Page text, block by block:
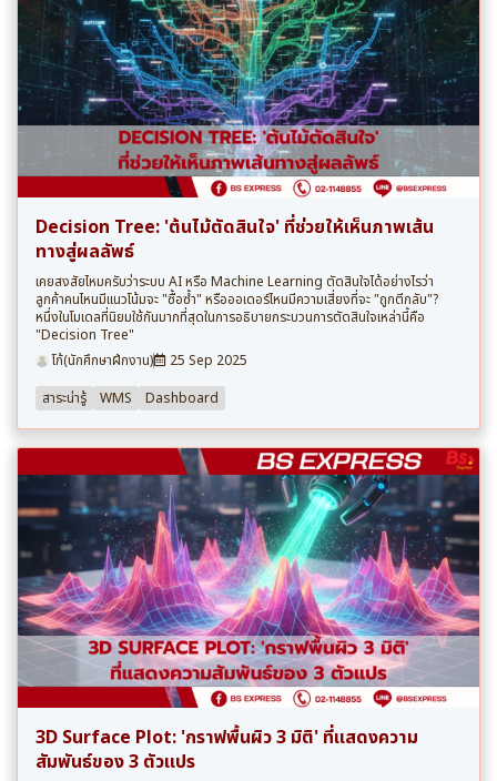
Decision Tree: 'ต้นไม้ตัดสินใจ' ที่ช่วยให้เห็นภาพเส้น
ทางสู่ผลลัพธ์
เคยสงสัยไหมครับว่าระบบ AI หรือ Machine Learning ตัดสินใจได้อย่างไรว่า
ลูกค้าคนไหนมีแนวโน้มจะ "ซื้อซ้ำ" หรือออเดอร์ไหนมีความเสี่ยงที่จะ "ถูกตีกลับ"?
หนึ่งในโมเดลที่นิยมใช้กันมากที่สุดในการอธิบายกระบวนการตัดสินใจเหล่านี้คือ
"Decision Tree"
โก้(นักศึกษาฝึกงาน)
25 Sep 2025
สาระน่ารู้
WMS Dashboard
3D Surface Plot: 'กราฟพื้นผิว 3 มิติ' ที่แสดงความ
สัมพันธ์ของ 3 ตัวแปร